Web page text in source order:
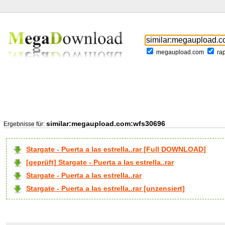
megaupload.com
Ergebnisse für: similar:megaupload.com:wfs30696
Stargate - Puerta a las estrella..rar [Full DOWNLOAD]
[geprüft] Stargate - Puerta a las estrella..rar
Stargate - Puerta a las estrella..rar
Stargate - Puerta a las estrella..rar [unzensiert]